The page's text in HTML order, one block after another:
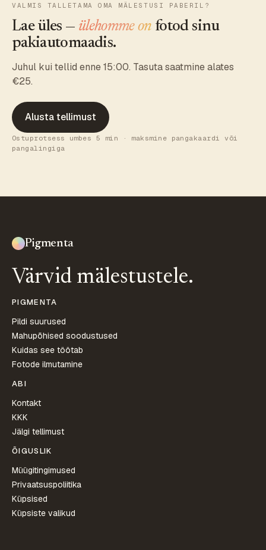
VALMIS TALLETAMA OMA MÄLESTUSI PABERIL?
Lae üles — ülehomme on fotod sinu
pakiautomaadis.
Juhul kui tellid enne 15:00. Tasuta saatmine alates
€25.
Alusta tellimust
Ostuprotsess umbes 5 min · maksmine pangakaardi või
pangalingiga
Pigmenta
Värvid mälestustele.
PIGMENTA
Pildi suurused
Mahupõhised soodustused
Kuidas see töötab
Fotode ilmutamine
ABI
Kontakt
KKK
Jälgi tellimust
ÕIGUSLIK
Müügitingimused
Privaatsuspoliitika
Küpsised
Küpsiste valikud